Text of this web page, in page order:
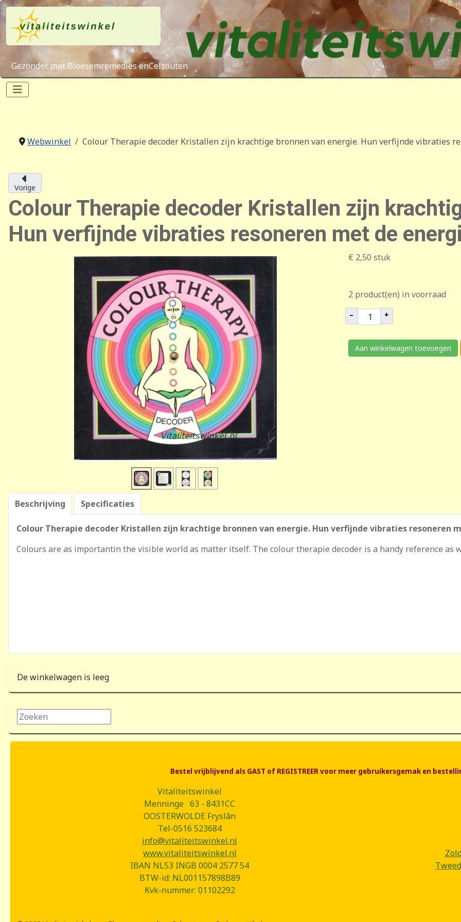
Gezonder met Bloesemremedies enCelzouten
Webwinkel Colour Therapie decoder Kristallen zijn krachtige bronnen van energie. Hun verfijnde vibraties
Vorige
Colour Therapie decoder Kristallen zijn
Hun verfijnde vibraties resoneren met de
€ 2,50 stuk
2 product(en) in voorraad
– +
Aan winkelwagen toevoegen
Beschrijving Specificaties
Colour Therapie decoder Kristallen zijn krachtige bronnen van energie. Hun verfijnde vibraties resoneren
Colours are as importantin the visible world as matter itself. The colour therapie decoder is a handy reference as
De winkelwagen is leeg
Zoeken...
Bestel vrijblijvend als GAST of REGISTREER voor meer gebruikersgemak en
Vitaliteitswinkel
Menninge 63 - 8431CC
OOSTERWOLDE Fryslân
Tel-0516 523684
info@vitaliteitswinkel.nl
www.vitaliteitswinkel.nl
IBAN NL53 INGB 0004 2577 54
BTW-id: NL001157898B89
Kvk-nummer: 01102292